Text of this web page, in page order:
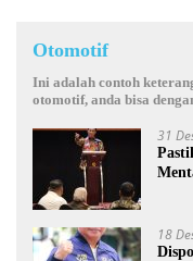
Otomotif
Ini adalah contoh
otomotif, anda bisa
31
18